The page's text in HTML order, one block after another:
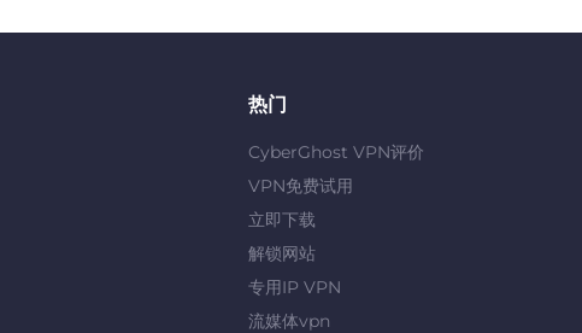
热门
CyberGhost VPN评价
VPN免费试用
立即下载
解锁网站
专用IP VPN
流媒体vpn